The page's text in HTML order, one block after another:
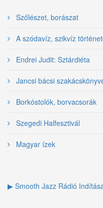
Szőlészet, borászat
A szódavíz, szikvíz
Endrei Judit: Sztárdiéta
Jancsi bácsi
Borkóstolók, borvacsorák
Szegedi Halfesztivál
Magyar ízek
▶ Smooth Jazz Rádió